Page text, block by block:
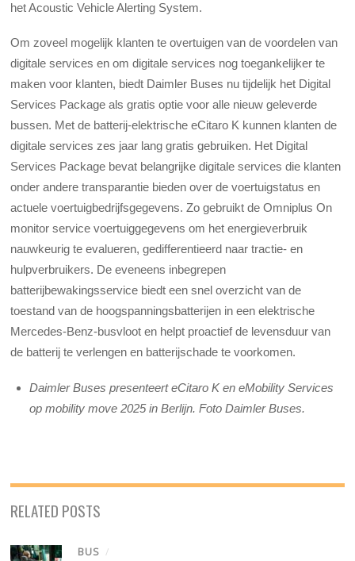
het Acoustic Vehicle Alerting System.
Om zoveel mogelijk klanten te overtuigen van de voordelen van
digitale services en om digitale services nog toegankelijker te
maken voor klanten, biedt Daimler Buses nu tijdelijk het Digital
Services Package als gratis optie voor alle nieuw geleverde
bussen. Met de batterij-elektrische eCitaro K kunnen klanten de
digitale services zes jaar lang gratis gebruiken. Het Digital
Services Package bevat belangrijke digitale services die klanten
onder andere transparantie bieden over de voertuigstatus en
actuele voertuigbedrijfsgegevens. Zo gebruikt de Omniplus On
monitor service voertuiggegevens om het energieverbruik
nauwkeurig te evalueren, gedifferentieerd naar tractie- en
hulpverbruikers. De eveneens inbegrepen
batterijbewakingsservice biedt een snel overzicht van de
toestand van de hoogspanningsbatterijen in een elektrische
Mercedes-Benz-busvloot en helpt proactief de levensduur van
de batterij te verlengen en batterijschade te voorkomen.
Daimler Buses presenteert eCitaro K en eMobility Services
op mobility move 2025 in Berlijn. Foto Daimler Buses.
RELATED POSTS
BUS /